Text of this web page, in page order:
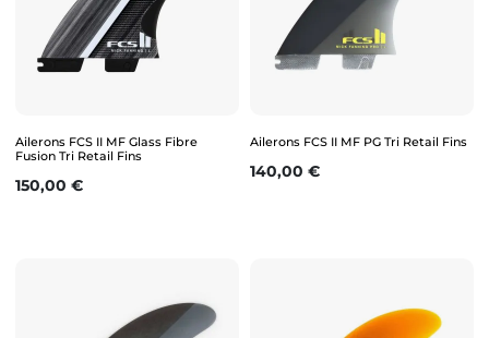
Ailerons FCS II MF Glass Fibre
Fusion Tri Retail Fins
Prix
150,00 €
Ailerons FCS II MF PG Tri Retail Fins
Prix
140,00 €